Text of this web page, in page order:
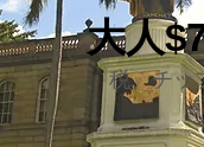
大人
税、チッ